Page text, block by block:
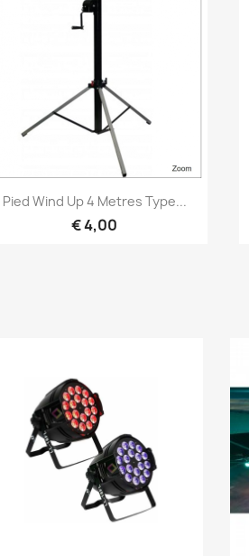
Snel bekijken
Pied Wind Up 4 Metres Type...
€ 4,00